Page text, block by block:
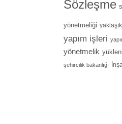
Sözleşme
yönetmeliği
yapım işleri
yönetmelik
şehircilik bakanlığı